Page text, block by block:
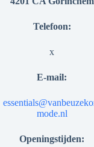
Telefoon:
x
E-mail:
mode.nl
Openingstijden: